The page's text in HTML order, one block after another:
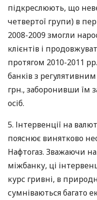
підкреслюють, що
четвертої групи) в
2008-2009 змогли
клієнтів і
протягом 2010-2011
банків з
грн., заборонивши їм
осіб.
5. Інтервенції на
пояснює винятково
Нафтогаз. Зважаючи
міжбанку, ці
курс гривні, в
сумніваються багато